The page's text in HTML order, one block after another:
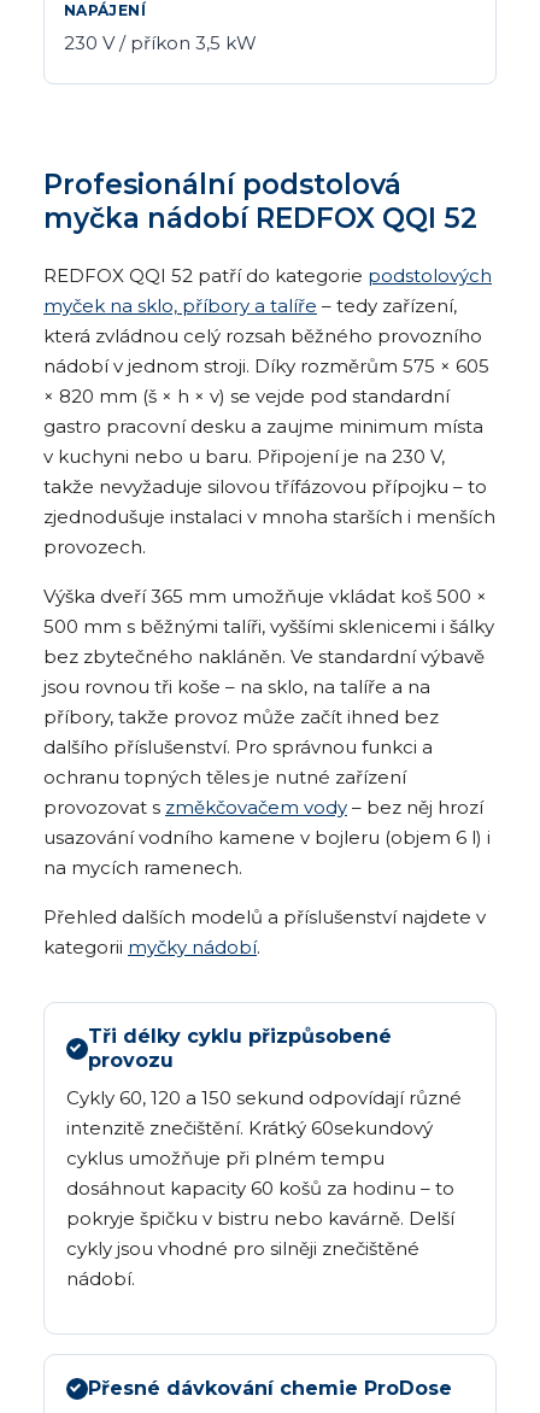
NAPÁJENÍ
230 V / příkon 3,5 kW
Profesionální podstolová
myčka nádobí REDFOX QQI 52
REDFOX QQI 52 patří do kategorie podstolových
myček na sklo, příbory a talíře – tedy zařízení,
která zvládnou celý rozsah běžného provozního
nádobí v jednom stroji. Díky rozměrům 575 × 605
× 820 mm (š × h × v) se vejde pod standardní
gastro pracovní desku a zaujme minimum místa
v kuchyni nebo u baru. Připojení je na 230 V,
takže nevyžaduje silovou třífázovou přípojku – to
zjednodušuje instalaci v mnoha starších i menších
provozech.
Výška dveří 365 mm umožňuje vkládat koš 500 ×
500 mm s běžnými talíři, vyššími sklenicemi i šálky
bez zbytečného nakláněn. Ve standardní výbavě
jsou rovnou tři koše – na sklo, na talíře a na
příbory, takže provoz může začít ihned bez
dalšího příslušenství. Pro správnou funkci a
ochranu topných těles je nutné zařízení
provozovat s změkčovačem vody – bez něj hrozí
usazování vodního kamene v bojleru (objem 6 l) i
na mycích ramenech.
Přehled dalších modelů a příslušenství najdete v
kategorii myčky nádobí.
Tři délky cyklu přizpůsobené
provozu
Cykly 60, 120 a 150 sekund odpovídají různé
intenzitě znečištění. Krátký 60sekundový
cyklus umožňuje při plném tempu
dosáhnout kapacity 60 košů za hodinu – to
pokryje špičku v bistru nebo kavárně. Delší
cykly jsou vhodné pro silněji znečištěné
nádobí.
Přesné dávkování chemie ProDose